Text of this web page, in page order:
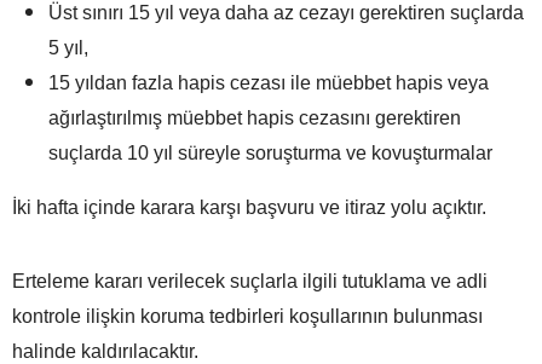
Üst sınırı 15 yıl veya daha az cezayı gerektiren suçlarda
5 yıl,
15 yıldan fazla hapis cezası ile müebbet hapis veya
ağırlaştırılmış müebbet hapis cezasını gerektiren
suçlarda 10 yıl süreyle soruşturma ve kovuşturmalar
İki hafta içinde karara karşı başvuru ve itiraz yolu açıktır.
Erteleme kararı verilecek suçlarla ilgili tutuklama ve adli
kontrole ilişkin koruma tedbirleri koşullarının bulunması
halinde kaldırılacaktır.